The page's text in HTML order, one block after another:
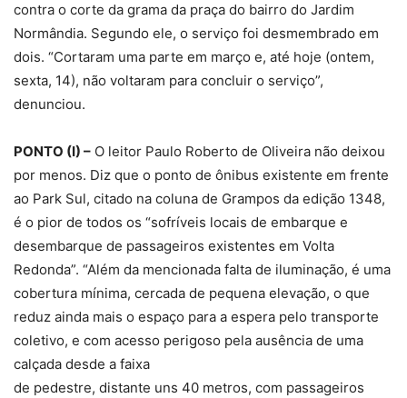
contra o corte da grama da praça do bairro do Jardim
Normândia. Segundo ele, o serviço foi desmembrado em
dois. “Cortaram uma parte em março e, até hoje (ontem,
sexta, 14), não voltaram para concluir o serviço”,
denunciou.
PONTO (I) – O leitor Paulo Roberto de Oliveira não deixou
por menos. Diz que o ponto de ônibus existente em frente
ao Park Sul, citado na coluna de Grampos da edição 1348,
é o pior de todos os “sofríveis locais de embarque e
desembarque de passageiros existentes em Volta
Redonda”. “Além da mencionada falta de iluminação, é uma
cobertura mínima, cercada de pequena elevação, o que
reduz ainda mais o espaço para a espera pelo transporte
coletivo, e com acesso perigoso pela ausência de uma
calçada desde a faixa
de pedestre, distante uns 40 metros, com passageiros